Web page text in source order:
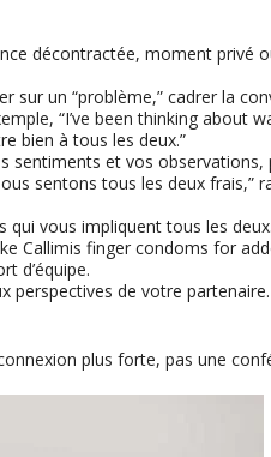
décontractée, moment privé
sur un “problème,” cadrer la
“I’ve been thinking about
bien à tous les deux.”
sentiments et vos
sentons tous les deux frais,”
qui vous impliquent tous les deux.
Callimis finger condoms for
d’équipe.
perspectives de votre
plus forte, pas une